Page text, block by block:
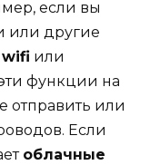
если вы
или другие
wifi или
функции на
отправить или
Если
облачные